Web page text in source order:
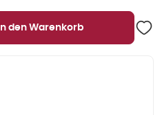
In den Warenkorb